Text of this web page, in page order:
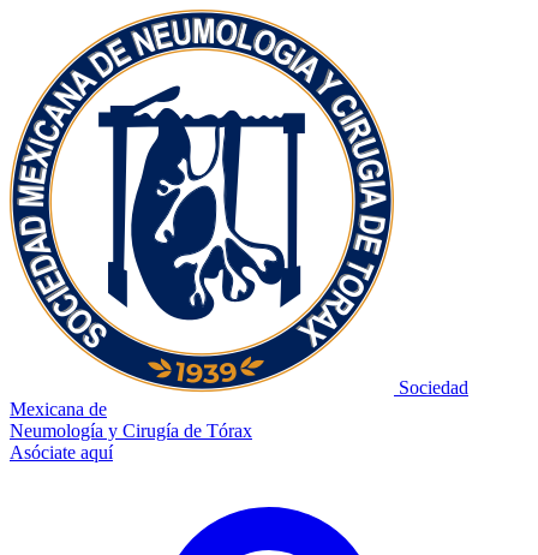
Sociedad
Mexicana de
Neumología y Cirugía de Tórax
Asóciate aquí